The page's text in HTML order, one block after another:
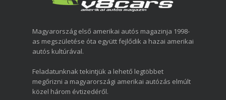
Magyarország első amerikai autós magazinja 1998-
as megszületése óta együtt fejlődik a hazai amerikai
autós kultúrával.
Feladatunknak tekintjük a lehető legtöbbet
megőrizni a magyarországi amerikai autózás elmúlt
közel három évtizedéről.